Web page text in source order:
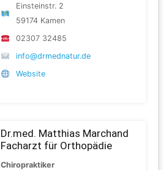
Einsteinstr. 2
59174 Kamen
02307 32485
info@drmednatur.de
Website
Dr.med. Matthias Marchand
Facharzt für Orthopädie
Chiropraktiker